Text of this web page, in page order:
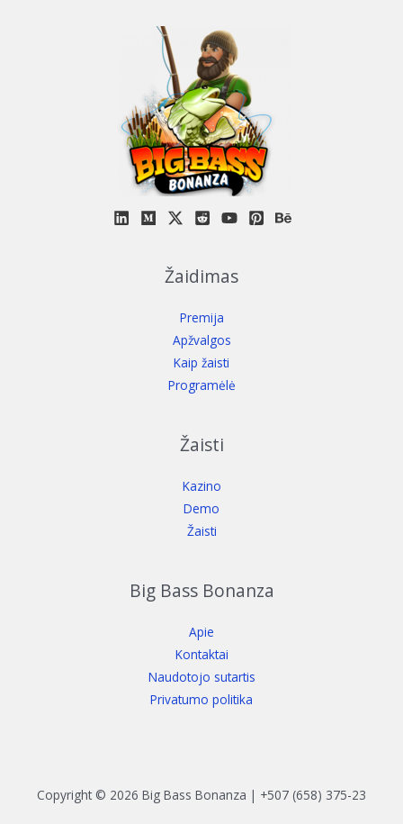
Žaidimas
Premija
Apžvalgos
Kaip žaisti
Programėlė
Žaisti
Kazino
Demo
Žaisti
Big Bass Bonanza
Apie
Kontaktai
Naudotojo sutartis
Privatumo politika
Copyright © 2026 Big Bass Bonanza | +507 (658) 375-23